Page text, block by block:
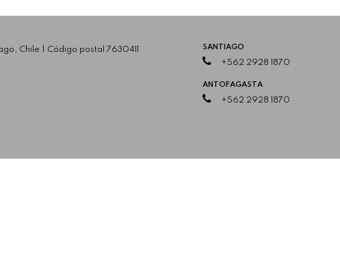
Chile | Código postal 7630411
SANTIAGO
+562 2928 1870
ANTOFAGASTA
+562 2928 1870